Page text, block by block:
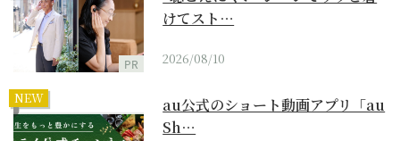
PR
けてスト…
2026/08/10
NEW
au公式のショート動画アプリ「au
Sh…